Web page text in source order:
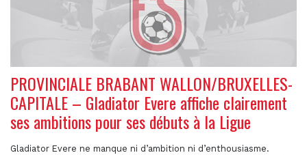
PROVINCIALE BRABANT WALLON/BRUXELLES-
CAPITALE – Gladiator Evere affiche clairement
ses ambitions pour ses débuts à la Ligue
Gladiator Evere ne manque ni d’ambition ni d’enthousiasme.